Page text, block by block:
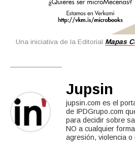
Una iniciativa de la Editorial Mapas
Jupsin
jupsin.com es el
de IPDGrupo.com
para decidir sobre
NO a cualquier
agresión, violencia o